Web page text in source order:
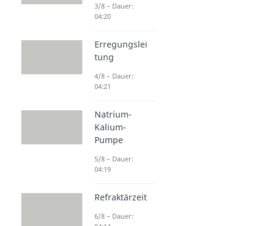
3/8 – Dauer:
04:20
Erregungslei
tung
4/8 – Dauer:
04:21
Natrium-
Kalium-
Pumpe
5/8 – Dauer:
04:19
Refraktärzeit
6/8 – Dauer: